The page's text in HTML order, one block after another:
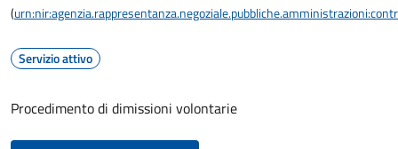
(
Servizio attivo
Procedimento di dimissioni volontarie